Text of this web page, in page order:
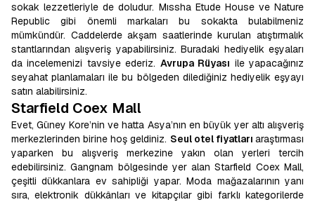
sokak lezzetleriyle de doludur. Mıssha Etude House ve Nature
Republic gibi önemli markaları bu sokakta bulabilmeniz
mümkündür. Caddelerde akşam saatlerinde kurulan atıştırmalık
stantlarından alışveriş yapabilirsiniz. Buradaki hediyelik eşyaları
da incelemenizi tavsiye ederiz. Avrupa Rüyası ile yapacağınız
seyahat planlamaları ile bu bölgeden dilediğiniz hediyelik eşyayı
satın alabilirsiniz.
Starfield Coex Mall
Evet, Güney Kore’nin ve hatta Asya’nın en büyük yer altı alışveriş
merkezlerinden birine hoş geldiniz. Seul otel fiyatlarıaraştırması
yaparken bu alışveriş merkezine yakın olan yerleri tercih
edebilirsiniz. Gangnam bölgesinde yer alan Starfield Coex Mall,
çeşitli dükkanlara ev sahipliği yapar. Moda mağazalarının yanı
sıra, elektronik dükkânları ve kitapçılar gibi farklı kategorilerde